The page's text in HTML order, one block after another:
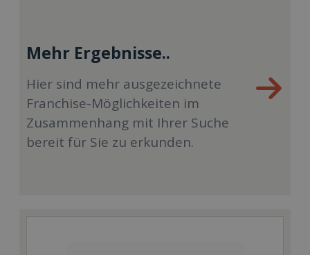
Mehr Ergebnisse..
Hier sind mehr ausgezeichnete
Franchise-Möglichkeiten im
Zusammenhang mit Ihrer Suche
bereit für Sie zu erkunden.